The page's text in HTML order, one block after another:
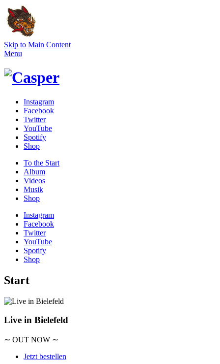
Skip to Main Content
Menu
Instagram
Facebook
Twitter
YouTube
Spotify
Shop
To the Start
Album
Videos
Musik
Shop
Instagram
Facebook
Twitter
YouTube
Spotify
Shop
Start
Live in Bielefeld
∼ OUT NOW ∼
Jetzt bestellen